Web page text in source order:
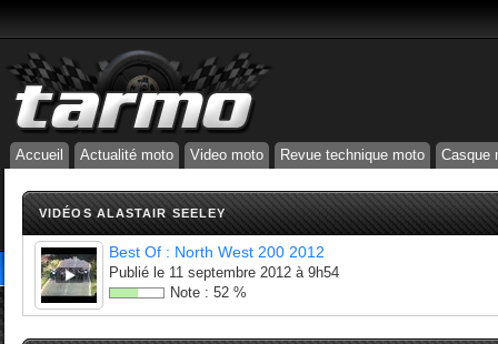
Accueil Actualité moto Video moto Revue technique moto Casque
VIDÉOS ALASTAIR SEELEY
Best Of : North West 200 2012
Publié le 11 septembre 2012 à 9h54
Note : 52 %